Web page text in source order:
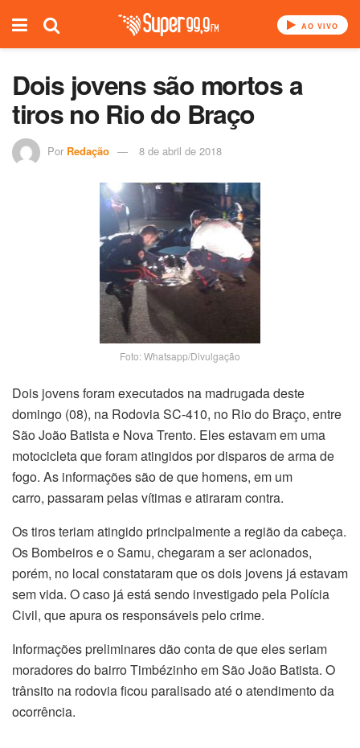
AO VIVO
Dois jovens são mortos a
tiros no Rio do Braço
Por Redação 8 de abril de 2018
Foto: Whatsapp/Divulgação
Dois jovens foram executados na madrugada deste
domingo (08), na Rodovia SC-410, no Rio do Braço, entre
São João Batista e Nova Trento. Eles estavam em uma
motocicleta que foram atingidos por disparos de arma de
fogo. As informações são de que homens, em um
carro, passaram pelas vítimas e atiraram contra.
Os tiros teriam atingido principalmente a região da cabeça.
Os Bombeiros e o Samu, chegaram a ser acionados,
porém, no local constataram que os dois jovens já estavam
sem vida. O caso já está sendo investigado pela Polícia
Civil, que apura os responsáveis pelo crime.
Informações preliminares dão conta de que eles seriam
moradores do bairro Timbézinho em São João Batista. O
trânsito na rodovia ficou paralisado até o atendimento da
ocorrência.